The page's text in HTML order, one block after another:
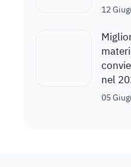
12
nel
05